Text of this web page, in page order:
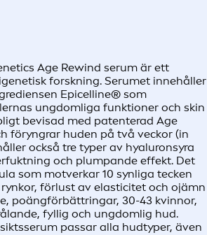
Age Rewind serum är ett
forskning. Serumet innehåller
Epicelline® som
ungdomliga funktioner och skin
bevisad med patenterad Age
föryngrar huden på två veckor (in
också tre typer av hyaluronsyra
och plumpande effekt. Det
som motverkar 10 synliga tecken
förlust av elasticitet och ojämn
poängförbättringar, 30-43 kvinnor,
fyllig och ungdomlig hud.
passar alla hudtyper, även